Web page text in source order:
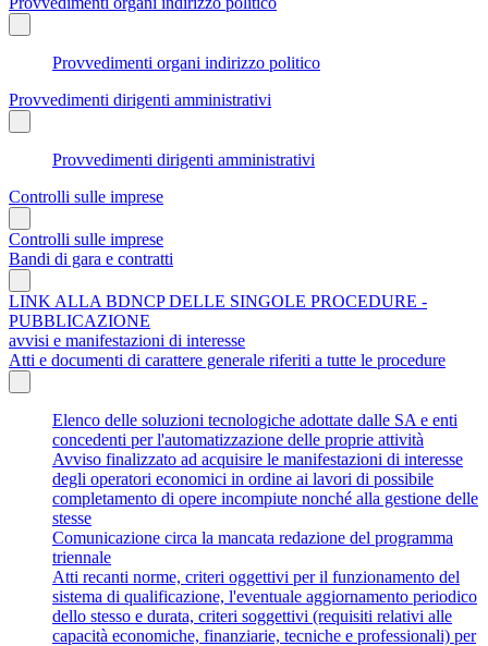
Provvedimenti organi indirizzo politico
Provvedimenti dirigenti amministrativi
Provvedimenti dirigenti amministrativi
Controlli sulle imprese
Controlli sulle imprese
Bandi di gara e contratti
LINK ALLA BDNCP DELLE SINGOLE PROCEDURE -
PUBBLICAZIONE
avvisi e manifestazioni di interesse
Atti e documenti di carattere generale riferiti a tutte le procedure
Elenco delle soluzioni tecnologiche adottate dalle SA e enti
concedenti per l'automatizzazione delle proprie attività
Avviso finalizzato ad acquisire le manifestazioni di interesse
degli operatori economici in ordine ai lavori di possibile
completamento di opere incompiute nonché alla gestione delle
stesse
Comunicazione circa la mancata redazione del programma
triennale
Atti recanti norme, criteri oggettivi per il funzionamento del
sistema di qualificazione, l'eventuale aggiornamento periodico
dello stesso e durata, criteri soggettivi (requisiti relativi alle
capacità economiche, finanziarie, tecniche e professionali) per